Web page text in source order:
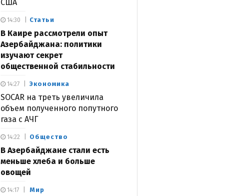
США
Статьи
В Каире рассмотрели опыт
Азербайджана: политики
изучают секрет
общественной стабильности
14:30
Экономика
SOCAR на треть увеличила
объем полученного попутного
газа с АЧГ
14:27
Общество
В Азербайджане стали есть
меньше хлеба и больше
овощей
14:22
Мир
14:17